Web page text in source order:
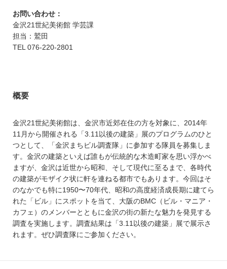
お問い合わせ：
金沢21世紀美術館 学芸課
担当：鷲田
TEL 076-220-2801
概要
金沢21世紀美術館は、金沢市近郊在住の方を対象に、2014年
11月から開催される「3.11以後の建築」展のプログラムのひと
つとして、「金沢まちビル調査隊」に参加する隊員を募集しま
す。金沢の建築といえば誰もが伝統的な木造町家を思い浮かべ
ますが、金沢は近世から昭和、そして現代に至るまで、各時代
の建築がモザイク状に軒を連ねる都市でもあります。今回はそ
のなかでも特に1950〜70年代、昭和の高度経済成長期に建てら
れた「ビル」にスポットを当て、大阪のBMC（ビル・マニア・
カフェ）のメンバーとともに金沢の街の新たな魅力を発見する
調査を実施します。調査結果は「3.11以後の建築」展で展示さ
れます。ぜひ調査隊にご参加ください。